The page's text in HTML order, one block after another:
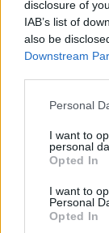
disclosure of
IAB’s list of
also be
Downstream
Personal
I want to
personal
Opted In
I want to
Personal
Opted In
Rožytė.
V.Kapočiaus
trūksta
„Ji buvo
pamiršti. Ir,
Rožytės